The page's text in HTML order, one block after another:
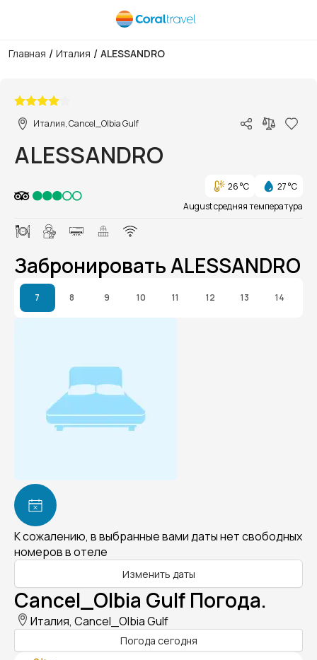
Главная / Италия / ALESSANDRO
Италия, Cancel_Olbia Gulf
ALESSANDRO
26 °C
27 °C
August средняя температура
Забронировать ALESSANDRO
7 8 9 10 11 12 13 14
К сожалению, в выбранные вами даты нет свободных
номеров в отеле
Изменить даты
Cancel_Olbia Gulf Погода.
Италия, Cancel_Olbia Gulf
Погода сегодня